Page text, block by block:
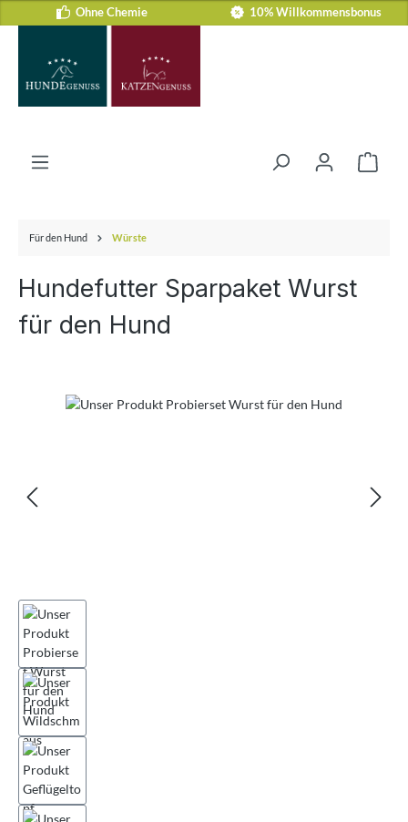
Zum Hauptinhalt springen
Ohne Chemie 10% Willkommensbonus
Für den Hund Würste
Hundefutter Sparpaket Wurst
für den Hund
Bildergalerie überspringen